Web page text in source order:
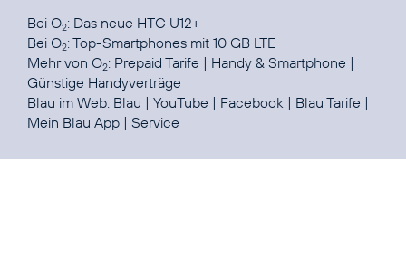
Bei O2: Das neue HTC U12+
Bei O2:Top-Smartphones mit 10 GB LTE
Mehr von O2: Prepaid Tarife | Handy & Smartphone |
Günstige Handyverträge
Blau im Web: Blau | YouTube | Facebook | Blau Tarife |
Mein Blau App | Service